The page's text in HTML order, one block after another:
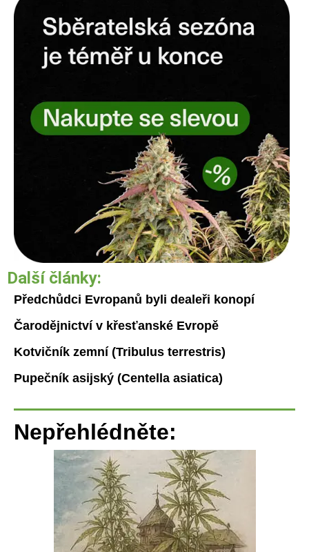
Další články:
Předchůdci Evropanů byli dealeři konopí
Čarodějnictví v křesťanské Evropě
Kotvičník zemní (Tribulus terrestris)
Pupečník asijský (Centella asiatica)
Nepřehlédněte: